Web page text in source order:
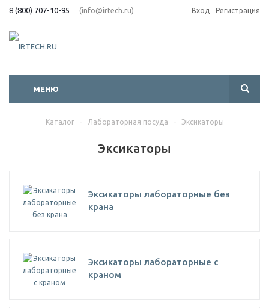
8 (800) 707-10-95 (info@irtech.ru) Вход Регистрация
МЕНЮ
Каталог - Лабораторная посуда - Эксикаторы
Эксикаторы
Эксикаторы лабораторные без
крана
Эксикаторы лабораторные с
краном